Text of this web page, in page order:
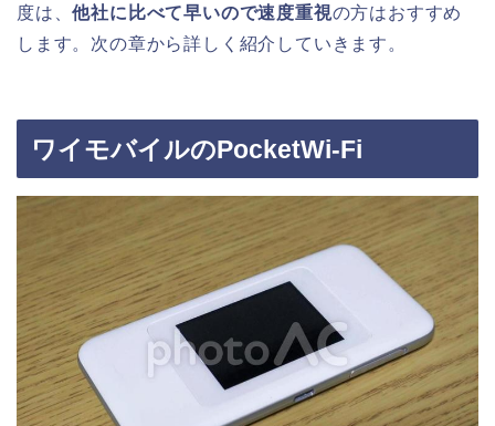
度は、他社に比べて早いので速度重視の方はおすすめ
します。次の章から詳しく紹介していきます。
ワイモバイルのPocketWi-Fi